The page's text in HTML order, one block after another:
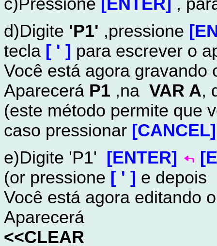
c)Pressione [ENTER] ,
d)Digite 'P1' ,pressione
tecla [ ' ] para escrever o
Você está agora gravando
Aparecerá P1 ,na VAR A,
(este método permite que
caso pressionar [CANCEL]
e)Digite 'P1' [ENTER]
(or pressione [ ' ] e depois
Você está agora editando
Aparecerá
<<CLEAR